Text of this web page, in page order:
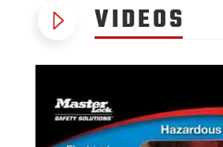
VIDEOS